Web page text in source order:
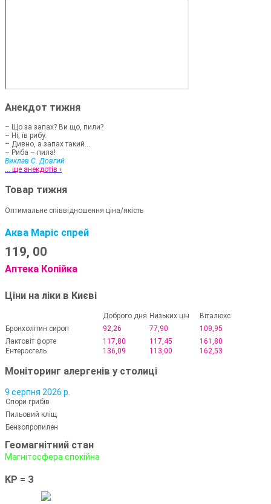
Анекдот тижня
– Що за запах? Ви що, пили?
– Ні, їв рибу.
– Дивно, а запах такий...
– Риба – пила!
Виклав С. Довгий
... ще анекдотів ›
Товар тижня
Оптимальне співвідношення ціна/якість
Аква Маріс спрей
119, 00
Аптека Копійка
Ціни на ліки в Києві
Доброго дня Низьких цін
Віталюкс
Бронхолітин сироп
92,26 77,90
109,95
Лактовіт форте
117,80 117,45
161,80
Ентеросгель
136,09 113,00 162,53
Моніторинг алергенів у столиці
9 серпня 2026 р.
Спори грибів
Пильовий кліщ
Бензопропилен
Геомагнітний стан
Магнітосфера спокійна
KP = 3